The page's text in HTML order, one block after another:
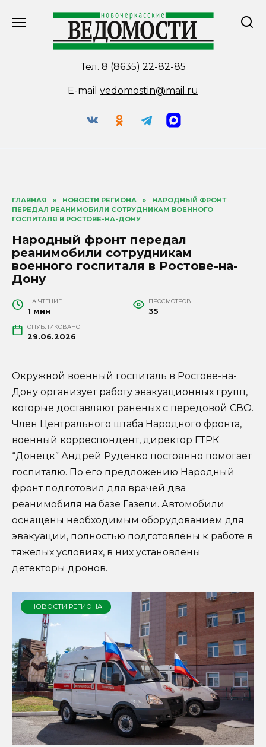
Тел. 8 (8635) 22-82-85
E-mail vedomostin@mail.ru
ГЛАВНАЯ » НОВОСТИ РЕГИОНА »
НАРОДНЫЙ ФРОНТ
ПЕРЕДАЛ РЕАНИМОБИЛИ СОТРУДНИКАМ ВОЕННОГО
ГОСПИТАЛЯ В РОСТОВЕ-НА-ДОНУ
Народный фронт передал
реанимобили сотрудникам
военного госпиталя в Ростове-на-
Дону
НА ЧТЕНИЕ
1 мин
ПРОСМОТРОВ
35
ОПУБЛИКОВАНО
29.06.2026
Окружной военный госпиталь в Ростове-на-
Дону организует работу эвакуационных групп,
которые доставляют раненых с передовой СВО.
Член Центрального штаба Народного фронта,
военный корреспондент, директор ГТРК
“Донецк” Андрей Руденко постоянно помогает
госпиталю. По его предложению Народный
фронт подготовил для врачей два
реанимобиля на базе Газели. Автомобили
оснащены необходимым оборудованием для
эвакуации, полностью подготовлены к работе в
тяжелых условиях, в них установлены
детекторы дронов.
НОВОСТИ РЕГИОНА